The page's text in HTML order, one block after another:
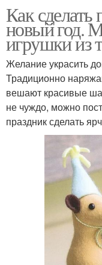
Как сделать
новый год.
игрушки из
Желание украсить
Традиционно
вешают красивые
не чуждо, можно
праздник сделать